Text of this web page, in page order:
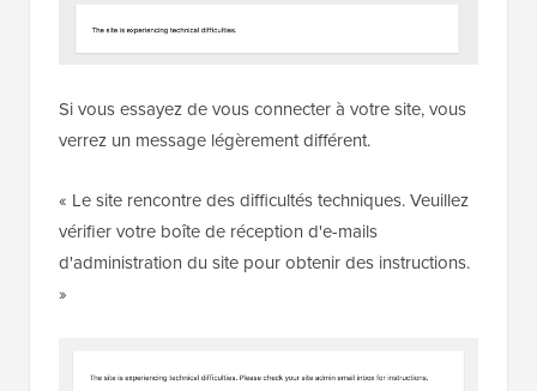
Si vous essayez de vous connecter à votre site, vous
verrez un message légèrement différent.
« Le site rencontre des difficultés techniques. Veuillez
vérifier votre boîte de réception d'e-mails
d'administration du site pour obtenir des instructions.
»